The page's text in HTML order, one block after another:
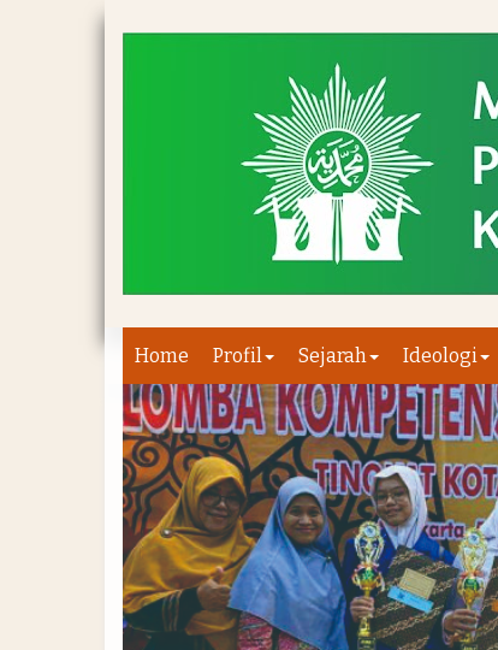
Home Profil Sejarah Ideologi